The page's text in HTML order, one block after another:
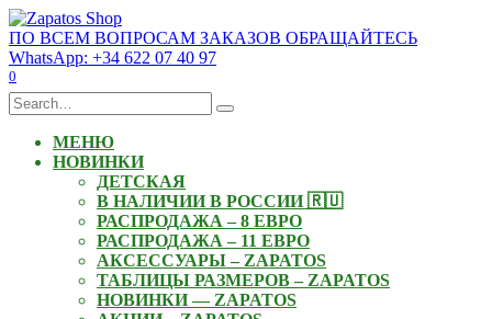
Skip
to
content
ПО ВСЕМ ВОПРОСАМ ЗАКАЗОВ ОБРАЩАЙТЕСЬ
WhatsApp: +34 622 07 40 97
0
Search
for:
МЕНЮ
НОВИНКИ
ДЕТСКАЯ
В НАЛИЧИИ В РОССИИ 🇷🇺
РАСПРОДАЖА – 8 ЕВРО
РАСПРОДАЖА – 11 ЕВРО
АКСЕССУАРЫ – ZAPATOS
ТАБЛИЦЫ РАЗМЕРОВ – ZAPATOS
НОВИНКИ — ZAPATOS